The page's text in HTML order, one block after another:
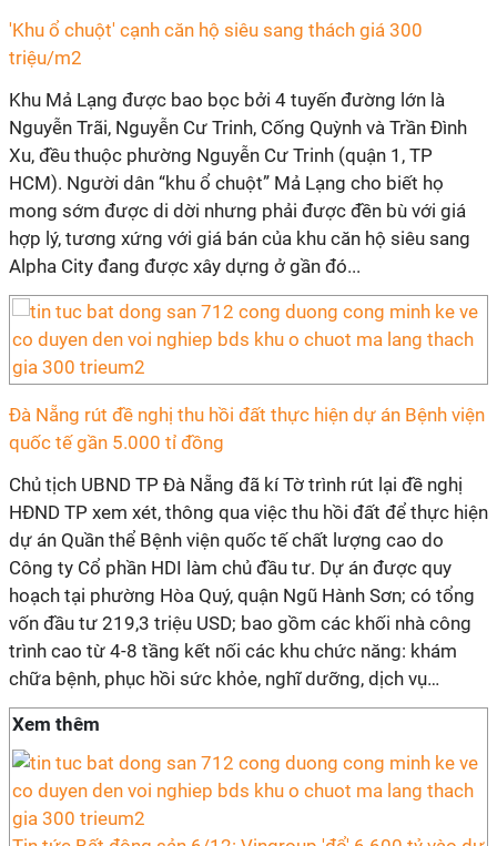
'Khu ổ chuột' cạnh căn hộ siêu sang thách giá 300
triệu/m2
Khu Mả Lạng được bao bọc bởi 4 tuyến đường lớn là
Nguyễn Trãi, Nguyễn Cư Trinh, Cống Quỳnh và Trần Đình
Xu, đều thuộc phường Nguyễn Cư Trinh (quận 1, TP
HCM). Người dân “khu ổ chuột” Mả Lạng cho biết họ
mong sớm được di dời nhưng phải được đền bù với giá
hợp lý, tương xứng với giá bán của khu căn hộ siêu sang
Alpha City đang được xây dựng ở gần đó...
Đà Nẵng rút đề nghị thu hồi đất thực hiện dự án Bệnh viện
quốc tế gần 5.000 tỉ đồng
Chủ tịch UBND TP Đà Nẵng đã kí Tờ trình rút lại đề nghị
HĐND TP xem xét, thông qua việc thu hồi đất để thực hiện
dự án Quần thể Bệnh viện quốc tế chất lượng cao do
Công ty Cổ phần HDI làm chủ đầu tư. Dự án được quy
hoạch tại phường Hòa Quý, quận Ngũ Hành Sơn; có tổng
vốn đầu tư 219,3 triệu USD; bao gồm các khối nhà công
trình cao từ 4-8 tầng kết nối các khu chức năng: khám
chữa bệnh, phục hồi sức khỏe, nghĩ dưỡng, dịch vụ…
Xem thêm